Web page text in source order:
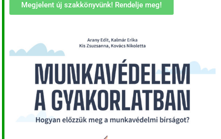
Megjelent új szakkönyvünk! Rendelje meg!